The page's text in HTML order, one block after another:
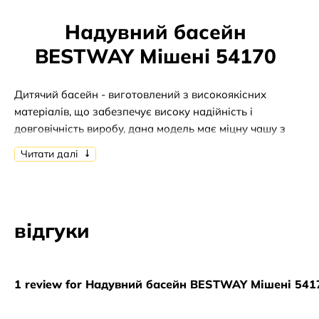
Надувний басейн
BESTWAY Мішені 54170
Дитячий басейн - виготовлений з високоякісних
матеріалів, що забезпечує високу надійність і
довговічність виробу, дана модель має міцну чашу з
вінілу, цей матеріал стійкий до дії вологи і сонячних
променів. Дитячий басейн порадує малюка красивим
дуже корисно для здоров'я. Надувний басейн Intex
малюка, басейн має простий і зручний монтаж,
Читати далі
відгуки
1 review for Надувний басейн BESTWAY Мішені